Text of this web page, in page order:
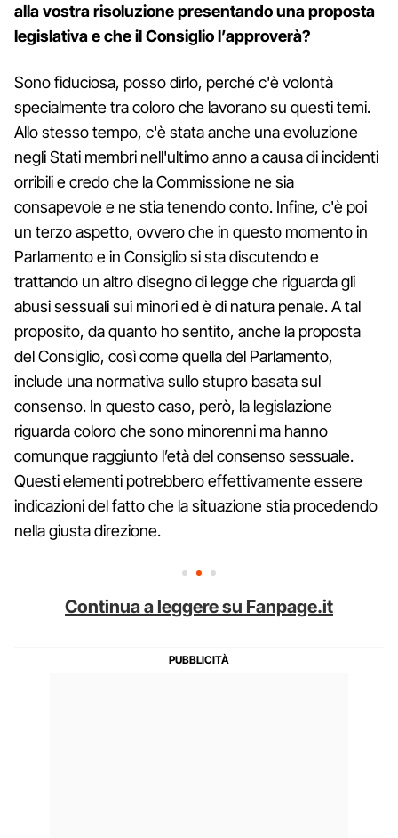
alla vostra risoluzione presentando una proposta
legislativa e che il Consiglio l’approverà?
Sono fiduciosa, posso dirlo, perché c'è volontà
specialmente tra coloro che lavorano su questi temi.
Allo stesso tempo, c'è stata anche una evoluzione
negli Stati membri nell'ultimo anno a causa di incidenti
orribili e credo che la Commissione ne sia
consapevole e ne stia tenendo conto. Infine, c'è poi
un terzo aspetto, ovvero che in questo momento in
Parlamento e in Consiglio si sta discutendo e
trattando un altro disegno di legge che riguarda gli
abusi sessuali sui minori ed è di natura penale. A tal
proposito, da quanto ho sentito, anche la proposta
del Consiglio, così come quella del Parlamento,
include una normativa sullo stupro basata sul
consenso. In questo caso, però, la legislazione
riguarda coloro che sono minorenni ma hanno
comunque raggiunto l’età del consenso sessuale.
Questi elementi potrebbero effettivamente essere
indicazioni del fatto che la situazione stia procedendo
nella giusta direzione.
Continua a leggere su Fanpage.it